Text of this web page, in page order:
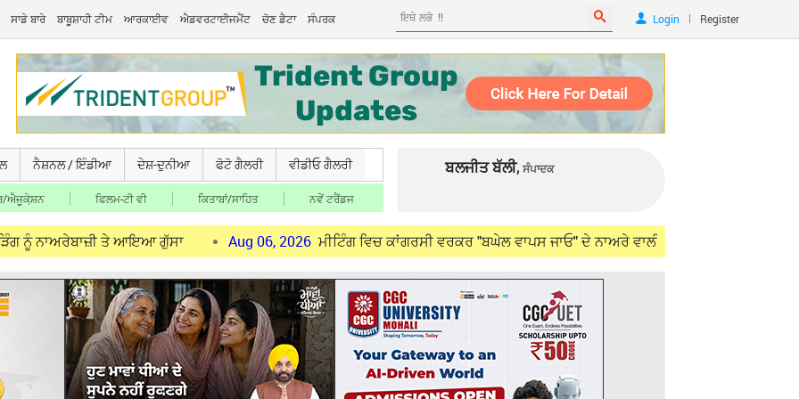
ਸਾਡੇ ਬਾਰੇ ਬਾਬੂਸ਼ਾਹੀ ਟੀਮ ਆਰਕਾਈਵ ਐਡਵਰਟਾਈਜਮੈਂਟ ਚੋਣ ਡੈਟਾ ਸੰਪਰਕ Login | Register
ਨੈਸ਼ਨਲ / ਇੰਡੀਆ ਦੇਸ਼-ਦੁਨੀਆ ਫੋਟੋ ਗੈਲਰੀ ਵੀਡੀਓ ਗੈਲਰੀ
ਐਜੂਕੇ਼ਸ਼ਨ ਫਿਲਮ-ਟੀ ਵੀ ਕਿਤਾਬਾਂ/ਸਾਹਿਤ ਨਵੇਂ ਟਰੈਂਡਜ
ਬਲਜੀਤ ਬੱਲੀ, ਸੰਪਾਦਕ
ਤੇ ਆਇਆ ਗੁੱਸਾ Aug 06, 2026 ਮੀਟਿੰਗ ਵਿਚ ਕਾਂਗਰਸੀ ਵਰਕਰ "ਬਘੇਲ ਵਾਪਸ ਜਾਓ" ਦੇ ਨਾਅਰੇ ਵਾਲੀਆਂ ਟੀ-ਸ਼ਰਟਾਂ ਪਾ ਕੇ ਪਹੁੰਚੇ